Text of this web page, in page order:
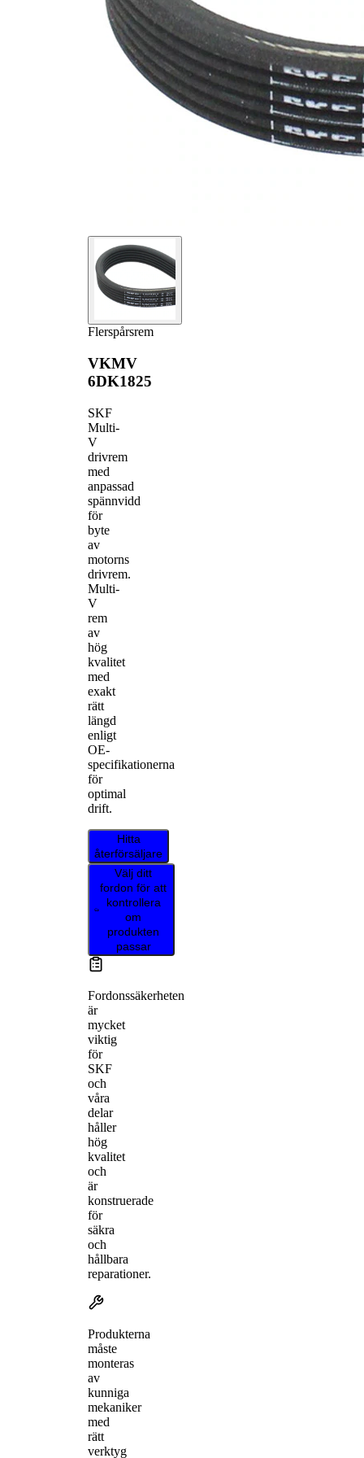
Flerspårsrem
VKMV
6DK1825
SKF
Multi-
V
drivrem
med
anpassad
spännvidd
för
byte
av
motorns
drivrem.
Multi-
V
rem
av
hög
kvalitet
med
exakt
rätt
längd
enligt
OE-
specifikationerna
för
optimal
drift.
Hitta
återförsäljare
Välj ditt
fordon för att
kontrollera
om
produkten
passar
Fordonssäkerheten
är
mycket
viktig
för
SKF
och
våra
delar
håller
hög
kvalitet
och
är
konstruerade
för
säkra
och
hållbara
reparationer.
Produkterna
måste
monteras
av
kunniga
mekaniker
med
rätt
verktyg